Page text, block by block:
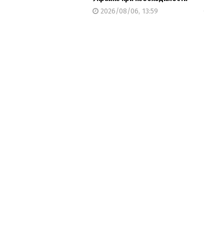
2026/08/06, 13:59